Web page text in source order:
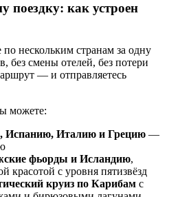
поездку: как устроен
нескольким странам за одну
без смены отелей, без потери
— и отправляетесь
можете:
Испанию, Италию и Грецию —
фьорды и Исландию,
красотой с уровня пятизвёзд
круиз по Карибам с